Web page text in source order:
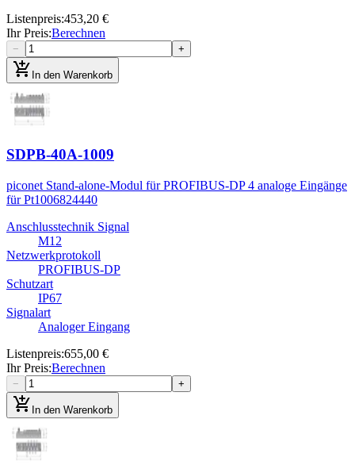
Listenpreis:453,20 €
Ihr Preis:Berechnen
− +
add_shopping_cart In den Warenkorb
SDPB-40A-1009
piconet Stand-alone-Modul für PROFIBUS-DP 4 analoge Eingänge
für Pt1006824440
Anschlusstechnik Signal
M12
Netzwerkprotokoll
PROFIBUS-DP
Schutzart
IP67
Signalart
Analoger Eingang
Listenpreis:655,00 €
Ihr Preis:Berechnen
− +
add_shopping_cart In den Warenkorb